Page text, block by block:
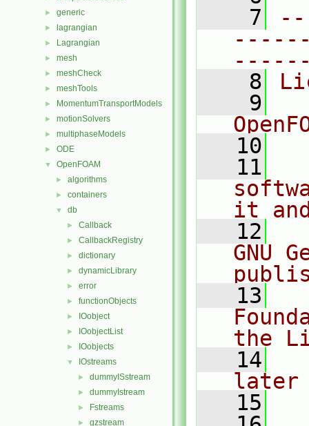
► generic
► lagrangian
► Lagrangian
► mesh
► meshCheck
► meshTools
► MomentumTransportModels
► motionSolvers
► multiphaseModels
► ODE
▼ OpenFOAM
► algorithms
► containers
▼ db
► Callback
► CallbackRegistry
► dictionary
► dynamicLibrary
► error
► functionObjects
► IOobject
► IOobjectList
► IOobjects
▼ IOstreams
► dummyISstream
► dummyIstream
► Fstreams
► gzstream
    7
    8
    9
   10
   11
it
   12
GNU
   13
the
   14
later
   15